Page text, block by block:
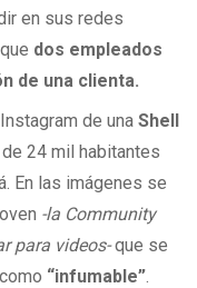
en sus redes
dos empleados
de una clienta.
de una Shell
24 mil habitantes
En las imágenes se
-la Community
para videos-que se
“infumable”